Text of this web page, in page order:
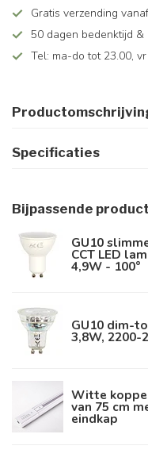
Gratis verzending
50 dagen bedenktijd
Tel: ma-do tot 23.00,
Specificaties
Bijpassende
GU10
CCT LED
4,9W - 100°
GU10 dim-
3,8W, 2200-
Witte
van 75 cm
eindkap